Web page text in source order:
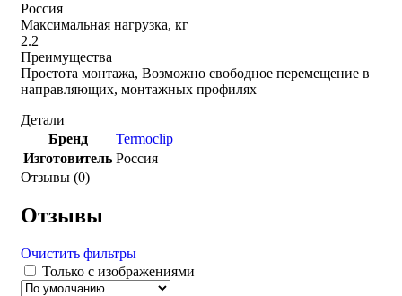
Россия
Максимальная нагрузка, кг
2.2
Преимущества
Простота монтажа, Возможно свободное перемещение в
направляющих, монтажных профилях
Детали
Бренд
Termoclip
Изготовитель Россия
Отзывы (0)
Отзывы
Очистить фильтры
Только с изображениями